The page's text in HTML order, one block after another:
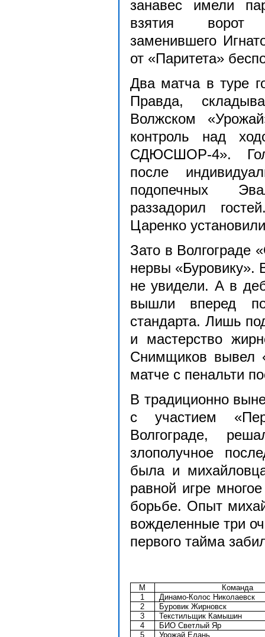
занавес имели
взятия ворот
заменившего
от «Паритета»
Два матча в туре
Правда,
Волжском
контроль над
СДЮСШОР-4».
после
подопечных
раззадорил
Царенко
Зато в Волгограде
нервы «Буровику».
не увидели. А в
вышли вперед
стандарта. Лишь
и мастерство
Снимщиков вывел
матче с пенальти
В традиционно
с участием
Волгограде,
злополучное
была и
равной игре
борьбе. Опыт
вожделенные три
первого тайма
М
Команда
1
Динамо-Колос Николаевск
2
Буровик Жирновск
3
Текстильщик Камышин
4
БИО Светлый Яр
5
Урожай Елань